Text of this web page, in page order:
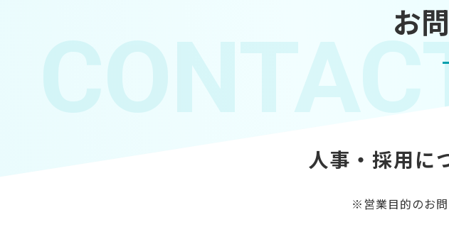
お
人事・採用に
※営業目的のお問